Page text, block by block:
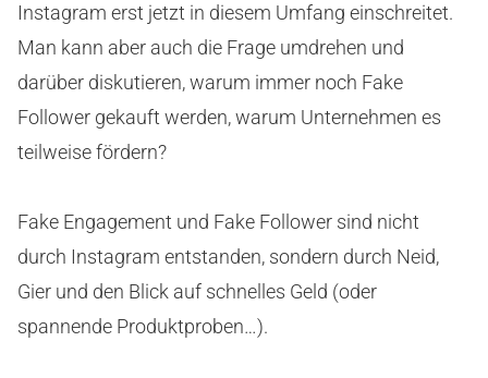
Instagram erst jetzt in diesem Umfang einschreitet.
Man kann aber auch die Frage umdrehen und
darüber diskutieren, warum immer noch Fake
Follower gekauft werden, warum Unternehmen es
teilweise fördern?
Fake Engagement und Fake Follower sind nicht
durch Instagram entstanden, sondern durch Neid,
Gier und den Blick auf schnelles Geld (oder
spannende Produktproben…).